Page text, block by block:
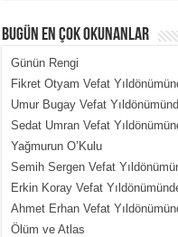
MEHMET ÇOBAN
İçerdeki Put Dışardaki
BUGÜN EN ÇOK OKUNANLAR
Günün Rengi
Fikret Otyam Vefat
Umur Bugay Vefat
Sedat Umran Vefat
Yağmurun O’Kulu
Semih Sergen Vefat
Erkin Koray Vefat
Ahmet Erhan Vefat
Ölüm ve Atlas